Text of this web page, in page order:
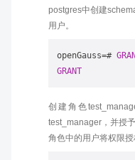
postgres中创建
用户。
openGauss=#
GRANT
创建角色
test_manager，并授
角色中的用户将权限授